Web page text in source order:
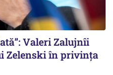
Valeri Zalujnîi
Zelenski în privința